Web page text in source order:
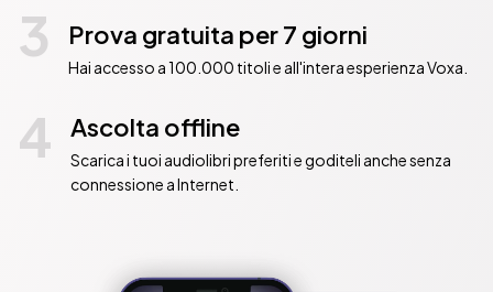
3 Prova gratuita per 7 giorni
Hai accesso a 100.000 titoli e all'intera esperienza Voxa.
4 Ascolta offline
Scarica i tuoi audiolibri preferiti e goditeli anche senza
connessione a Internet.